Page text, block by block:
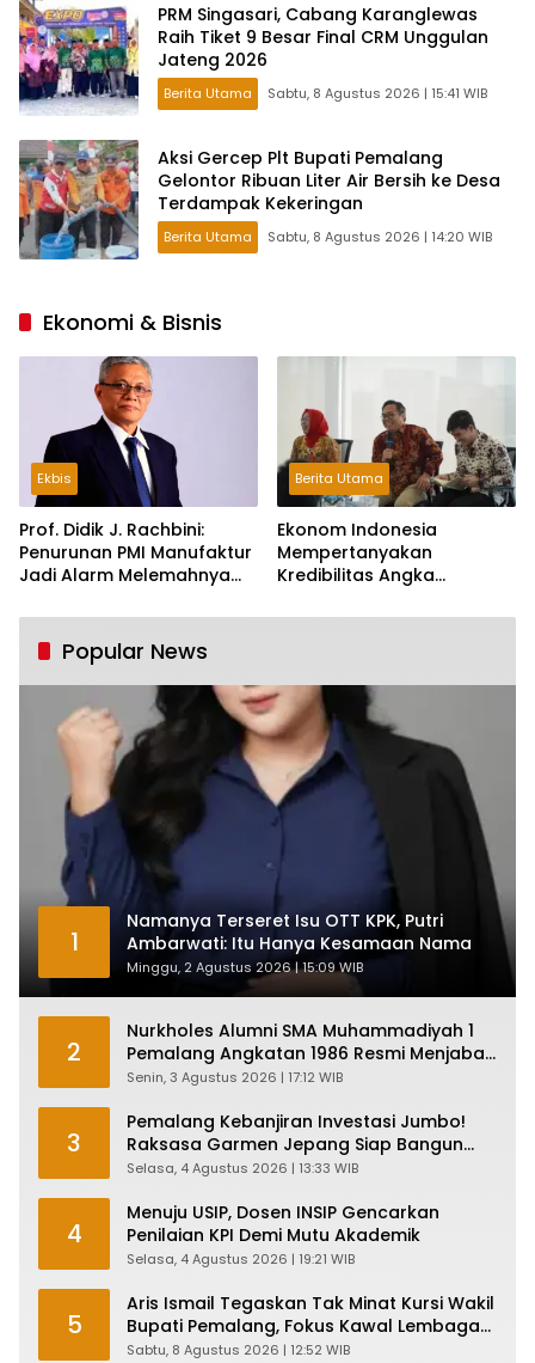
PRM Singasari, Cabang Karanglewas
Raih Tiket 9 Besar Final CRM Unggulan
Jateng 2026
Berita Utama Sabtu, 8 Agustus 2026 | 15:41 WIB
Aksi Gercep Plt Bupati Pemalang
Gelontor Ribuan Liter Air Bersih ke Desa
Terdampak Kekeringan
Berita Utama Sabtu, 8 Agustus 2026 | 14:20 WIB
Ekonomi & Bisnis
Ekbis
Prof. Didik J. Rachbini:
Penurunan PMI Manufaktur
Jadi Alarm Melemahnya
Berita Utama
Ekonom Indonesia
Mempertanyakan
Kredibilitas Angka
Tumbuh Tapi Rapuh
Popular News
1
Namanya Terseret Isu OTT KPK, Putri
Ambarwati: Itu Hanya Kesamaan Nama
Minggu, 2 Agustus 2026 | 15:09 WIB
2
Nurkholes Alumni SMA Muhammadiyah 1
Pemalang Angkatan 1986 Resmi Menjabat
Plt Bupati, Inilah Pesan Ketua Asmam 86
Senin, 3 Agustus 2026 | 17:12 WIB
3
Pemalang Kebanjiran Investasi Jumbo!
Raksasa Garmen Jepang Siap Bangun
Pabrik dan Serap Ribuan Tenaga Kerja
Selasa, 4 Agustus 2026 | 13:33 WIB
4
Menuju USIP, Dosen INSIP Gencarkan
Penilaian KPI Demi Mutu Akademik
Selasa, 4 Agustus 2026 | 19:21 WIB
5
Aris Ismail Tegaskan Tak Minat Kursi Wakil
Bupati Pemalang, Fokus Kawal Lembaga
Legislatif
Sabtu, 8 Agustus 2026 | 12:52 WIB